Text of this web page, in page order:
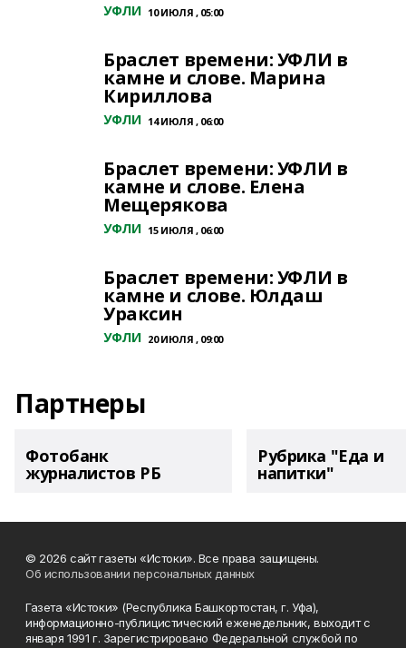
УФЛИ 10 ИЮЛЯ , 05:00
Браслет времени: УФЛИ в
камне и слове. Марина
Кириллова
УФЛИ 14 ИЮЛЯ , 06:00
Браслет времени: УФЛИ в
камне и слове. Елена
Мещерякова
УФЛИ 15 ИЮЛЯ , 06:00
Браслет времени: УФЛИ в
камне и слове. Юлдаш
Ураксин
УФЛИ 20 ИЮЛЯ , 09:00
Партнеры
Фотобанк
журналистов РБ
Рубрика "Еда и
напитки"
© 2026 сайт газеты «Истоки». Все права защищены.
Об использовании персональных данных
Газета «Истоки» (Республика Башкортостан, г. Уфа),
информационно-публицистический еженедельник, выходит с
января 1991 г. Зарегистрировано Федеральной службой по